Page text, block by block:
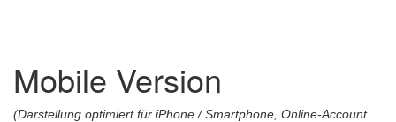
Mobile Version
(Darstellung optimiert für iPhone / Smartphone, Online-Account